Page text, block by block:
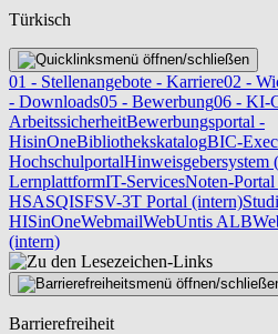
Türkisch
01 - Stellenangebote - Karriere02 -
- Downloads05 - Bewerbung06 - KI-
ArbeitssicherheitBewerbungsportal -
HisinOneBibliothekskatalogBIC-
HochschulportalHinweisgebersystem
LernplattformIT-ServicesNoten-
HSASQISFSV-3T Portal (intern)
HISinOneWebmailWebUntis ALB
(intern)
Barrierefreiheit